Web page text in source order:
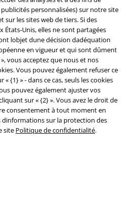
personnalisées) sur notre site
sur les sites web de tiers. Si des
États-Unis, elles ne sont partagées
lobjet dune décision dadéquation
en vigueur et qui sont dûment
vous acceptez que nous et nos
Vous pouvez également refuser ce
{1} » - dans ce cas, seuls les cookies
pouvez également ajuster vos
sur « {2} ». Vous avez le droit de
consentement à tout moment en
dinformations sur la protection des
site Politique de confidentialité.
de l'environnement